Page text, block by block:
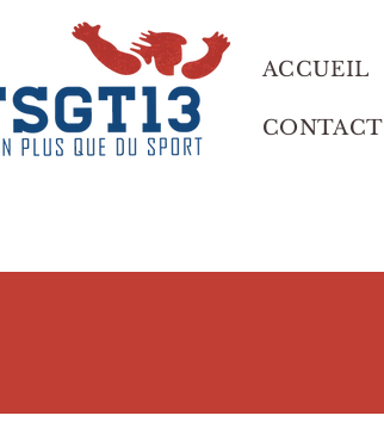
ACCUEIL
CONTACT